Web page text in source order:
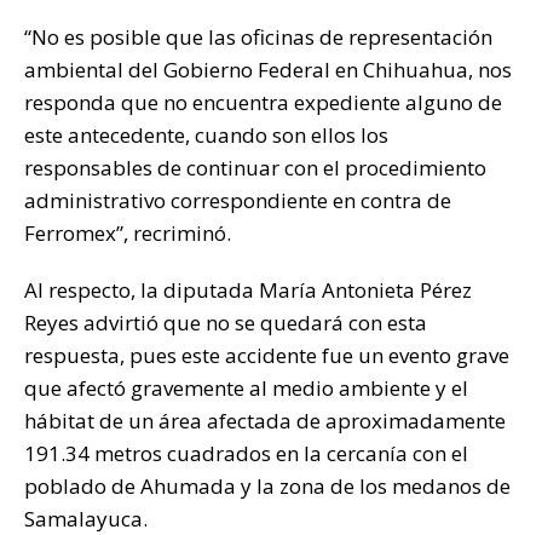
“No es posible que las oficinas de representación
ambiental del Gobierno Federal en Chihuahua, nos
responda que no encuentra expediente alguno de
este antecedente, cuando son ellos los
responsables de continuar con el procedimiento
administrativo correspondiente en contra de
Ferromex”, recriminó.
Al respecto, la diputada María Antonieta Pérez
Reyes advirtió que no se quedará con esta
respuesta, pues este accidente fue un evento grave
que afectó gravemente al medio ambiente y el
hábitat de un área afectada de aproximadamente
191.34 metros cuadrados en la cercanía con el
poblado de Ahumada y la zona de los medanos de
Samalayuca.